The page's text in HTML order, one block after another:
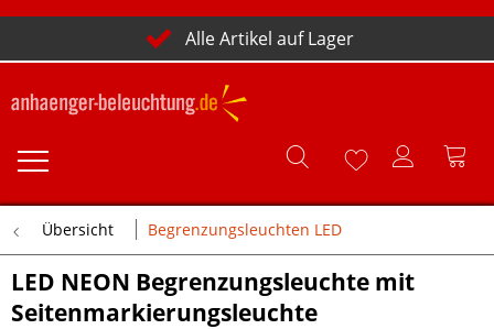
Alle Artikel auf Lager
Übersicht Begrenzungsleuchten LED
LED NEON Begrenzungsleuchte mit
Seitenmarkierungsleuchte